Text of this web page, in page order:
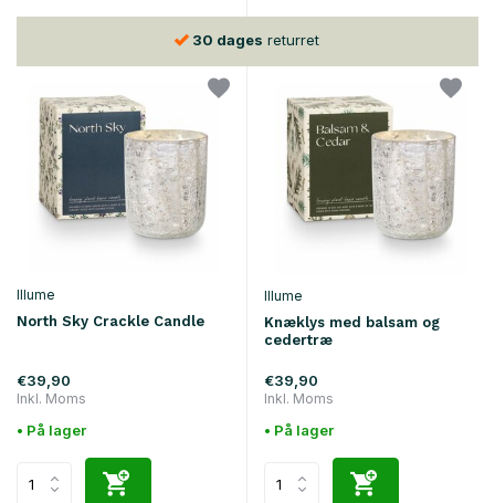
30 dages returret
Illume
North Sky Crackle Candle
€39,90
Inkl. Moms
• På lager
Illume
Knæklys med balsam og
cedertræ
€39,90
Inkl. Moms
• På lager